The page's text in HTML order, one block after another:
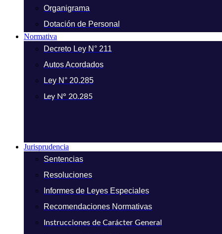
Organigrama
Dotación de Personal
Normativa
Decreto Ley N° 211
Autos Acordados
Ley N° 20.285
Ley N° 20.285
Jurisprudencia
Sentencias
Resoluciones
Informes de Leyes Especiales
Recomendaciones Normativas
Instrucciones de Carácter General